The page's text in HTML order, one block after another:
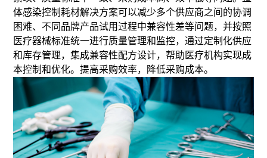
体感染控制耗材解决方案可以减少多个供应商之间的协调
困难、不同品牌产品试用过程中兼容性差等问题，并按照
医疗器械标准统一进行质量管理和监控，通过定制化供应
和库存管理，集成兼容性配方设计，帮助医疗机构实现成
本控制和优化。提高采购效率，降低采购成本。